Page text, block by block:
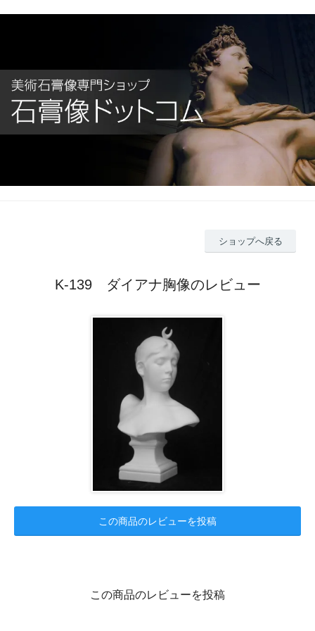
ショップへ戻る
K-139 ダイアナ胸像のレビュー
この商品のレビューを投稿
この商品のレビューを投稿